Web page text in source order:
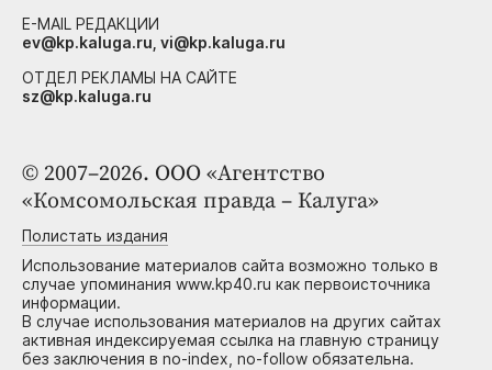
© 2007–2026. ООО «Агентство
«Комсомольская правда – Калуга»
Полистать издания
Использование материалов сайта возможно только в
случае упоминания www.kp40.ru как первоисточника
информации.
В случае использования материалов на других сайтах
активная индексируемая ссылка на главную страницу
без заключения в no-index, no-follow обязательна.
E-MAIL РЕДАКЦИИ
ev@kp.kaluga.ru, vi@kp.kaluga.ru
ОТДЕЛ РЕКЛАМЫ НА САЙТЕ
sz@kp.kaluga.ru